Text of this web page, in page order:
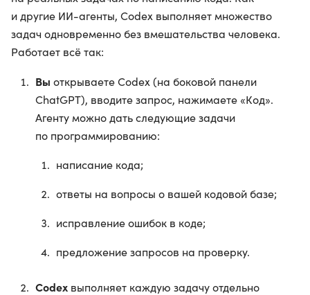
и другие ИИ-агенты, Codex выполняет множество
задач одновременно без вмешательства человека.
Работает всё так:
Вы открываете Codex (на боковой панели
ChatGPT), вводите запрос, нажимаете «Код».
Агенту можно дать следующие задачи
по программированию:
написание кода;
ответы на вопросы о вашей кодовой базе;
исправление ошибок в коде;
предложение запросов на проверку.
Codex выполняет каждую задачу отдельно